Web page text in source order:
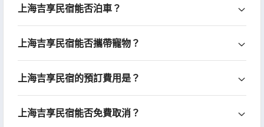
上海吉享民宿能否泊車？
上海吉享民宿能否攜帶寵物？
上海吉享民宿的預訂費用是？
上海吉享民宿能否免費取消？